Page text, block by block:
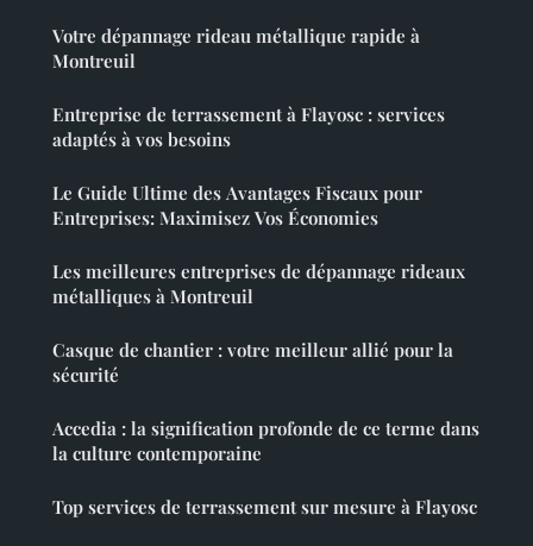
Votre dépannage rideau métallique rapide à
Montreuil
Entreprise de terrassement à Flayosc : services
adaptés à vos besoins
Le Guide Ultime des Avantages Fiscaux pour
Entreprises: Maximisez Vos Économies
Les meilleures entreprises de dépannage rideaux
métalliques à Montreuil
Casque de chantier : votre meilleur allié pour la
sécurité
Accedia : la signification profonde de ce terme dans
la culture contemporaine
Top services de terrassement sur mesure à Flayosc